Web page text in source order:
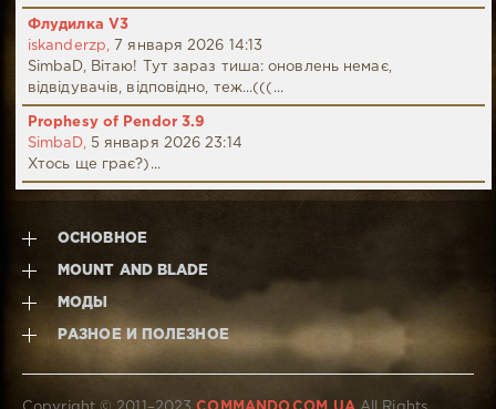
Флудилка V3
iskanderzp,
7 января 2026 14:13
SimbaD, Вітаю! Тут зараз тиша: оновлень немає,
відвідувачів, відповідно, теж...(((...
Prophesy of Pendor 3.9
SimbaD,
5 января 2026 23:14
Хтось ще грає?)...
ОСНОВНОЕ
MOUNT AND BLADE
МОДЫ
РАЗНОЕ И ПОЛЕЗНОЕ